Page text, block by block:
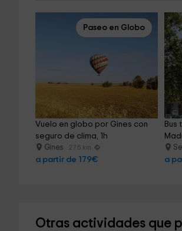
Paseo en Globo
Vuelo en globo por Gines con
seguro de clima, 1h
Gines 27.5 km
a partir de 179€
Bus
a
Otras actividades que